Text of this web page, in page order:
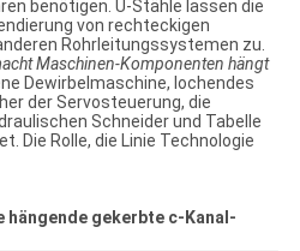
benötigen. U-Stähle lassen die
von rechteckigen
Rohrleitungssystemen zu.
Maschinen-Komponenten hängt
Dewirbelmaschine, lochendes
der Servosteuerung, die
Schneider und Tabelle
Die Rolle, die Linie Technologie
hängende gekerbte c-Kanal-